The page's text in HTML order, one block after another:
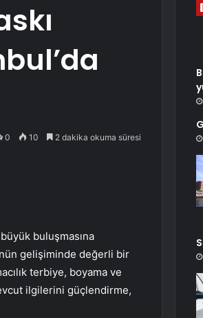
0 10 2 dakika okuma süresi
buluşmasına
gelişiminde değerli bir
terbiye, boyama ve
ilgilerini güçlendirme,